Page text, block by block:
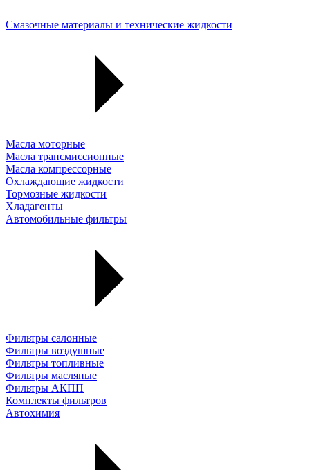
Смазочные материалы и технические жидкости
Масла моторные
Масла трансмиссионные
Масла компрессорные
Охлаждающие жидкости
Тормозные жидкости
Хладагенты
Автомобильные фильтры
Фильтры салонные
Фильтры воздушные
Фильтры топливные
Фильтры масляные
Фильтры АКПП
Комплекты фильтров
Автохимия